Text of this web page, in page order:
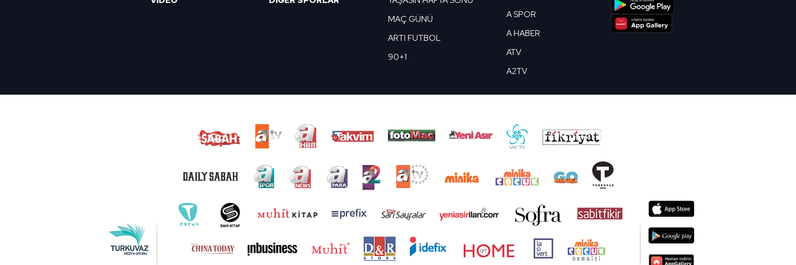
MAÇ GÜNÜ
ARTI FUTBOL
90+1
A SPOR
A HABER
ATV
A2TV